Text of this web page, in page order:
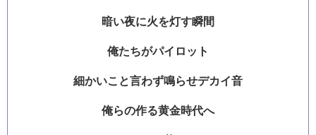
暗い夜に火を灯す瞬間
俺たちがパイロット
細かいこと言わず鳴らせデカイ音
俺らの作る黄金時代へ